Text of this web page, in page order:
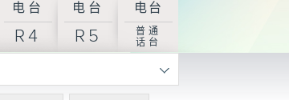
电台
R4
电台
R5
电台
普通
话台